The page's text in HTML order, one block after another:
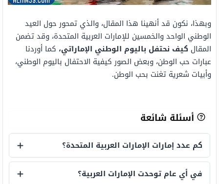
وبهذا، نكون قد أنهينا هذا المقال، والذي تمحور حول العيد
الوطني الواحد والخمسين للإمارات العربية المتحدة، وقد تضمن
المقال كيف نحتفل باليوم الوطني الإماراتي، كما أوردنا
عبارات حب الوطن، وبعض الصور كيفية الاحتفال باليوم الوطني،
وأبيات شعرية تغنت بحب الوطن.
أسئلة شائعة
كم عدد إمارات الإمارات العربية المتحدة؟
كم عدد إمارات الإمارات العربية المتحدة؟
في أي عام توحدت الإمارات العربية؟